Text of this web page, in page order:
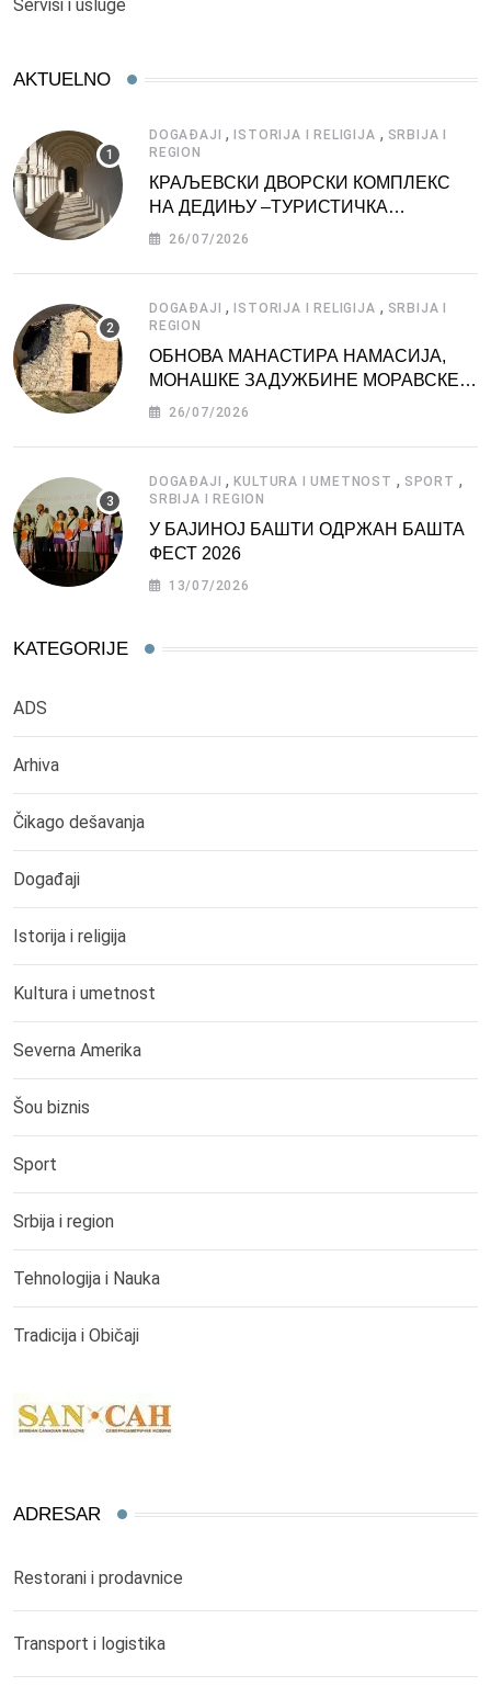
Servisi i usluge
AKTUELNO
DOGAĐAJI , ISTORIJA I RELIGIJA , SRBIJA I
REGION
КРАЉЕВСКИ ДВОРСКИ КОМПЛЕКС
НА ДЕДИЊУ –ТУРИСТИЧКА
АТРАКЦИЈА
26/07/2026
DOGAĐAJI , ISTORIJA I RELIGIJA , SRBIJA I
REGION
ОБНОВА МАНАСТИРА НАМАСИЈА,
МОНАШКЕ ЗАДУЖБИНЕ МОРАВСКЕ
СРБИЈЕ
26/07/2026
DOGAĐAJI ,KULTURA I UMETNOST , SPORT ,
SRBIJA I REGION
У БАЈИНОЈ БАШТИ ОДРЖАН БАШТА
ФЕСТ 2026
13/07/2026
KATEGORIJE
ADS
Arhiva
Čikago dešavanja
Događaji
Istorija i religija
Kultura i umetnost
Severna Amerika
Šou biznis
Sport
Srbija i region
Tehnologija i Nauka
Tradicija i Običaji
ADRESAR
Restorani i prodavnice
Transport i logistika